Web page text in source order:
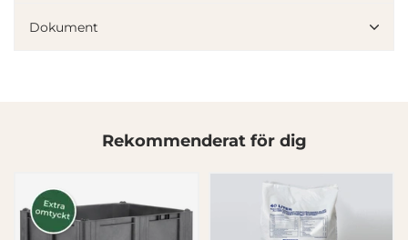
annons- och analysföretag som vi samarbetar med.
Inställningar
Dokument
Rekommenderat för dig